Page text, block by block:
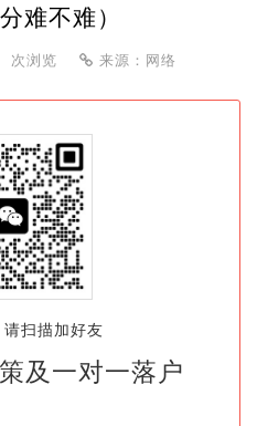
难不难）
次浏览 来源：网络
请扫描加好友
及一对一落户